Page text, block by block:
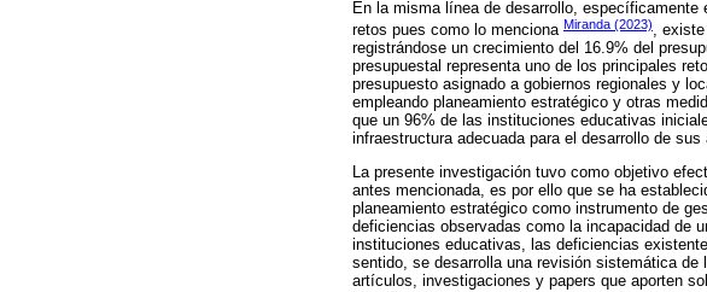
En la misma línea de desarrollo,
retos pues como lo menciona Miranda (2023),
registrándose un crecimiento del 16.9% del
presupuestal representa uno de los principales
presupuesto asignado a gobiernos regionales y
empleando planeamiento estratégico y otras
que un 96% de las instituciones educativas
infraestructura adecuada para el desarrollo de sus
La presente investigación tuvo como objetivo
antes mencionada, es por ello que se ha
planeamiento estratégico como instrumento de
deficiencias observadas como la incapacidad de
instituciones educativas, las deficiencias
sentido, se desarrolla una revisión sistemática
artículos, investigaciones y papers que aporten